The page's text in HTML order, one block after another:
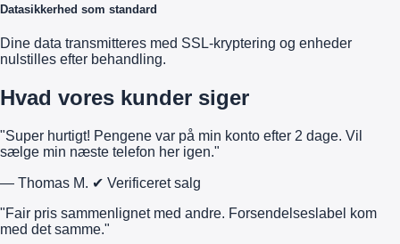
Datasikkerhed som standard
Dine data transmitteres med SSL-kryptering og enheder
nulstilles efter behandling.
Hvad vores kunder siger
"Super hurtigt! Pengene var på min konto efter 2 dage. Vil
sælge min næste telefon her igen."
— Thomas M. ✔ Verificeret salg
"Fair pris sammenlignet med andre. Forsendelseslabel kom
med det samme."